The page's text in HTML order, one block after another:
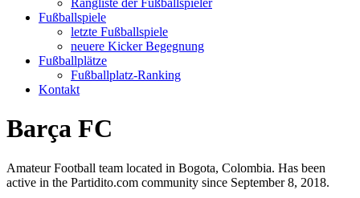
Rangliste der Fußballspieler
Fußballspiele
letzte Fußballspiele
neuere Kicker Begegnung
Fußballplätze
Fußballplatz-Ranking
Kontakt
Barça FC
Amateur Football team located in Bogota, Colombia. Has been
active in the Partidito.com community since September 8, 2018.